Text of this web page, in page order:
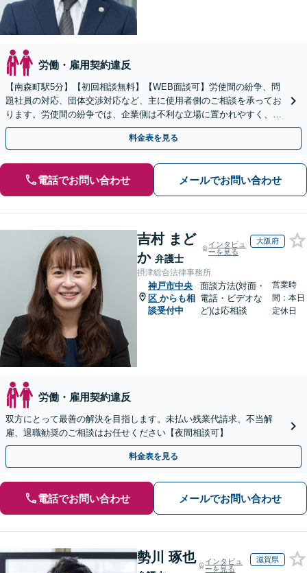
労働・雇用契約違反
【南森町駅5分】【初回相談無料】【WEB面談可】労使間の紛争、問
題社員の対応、団体交渉対応など、主に使用者側のご相談を承ってお
ります。労使間の紛争では、企業側は不利な立場に置かれやすく、適
切な対応が必要です。お早めに弁護士にご相談ください。
料金表を見る
電話でお問い合わせ メールでお問い合わせ
吉村 まど
か 弁護士
インタビュ
ーを見る
大阪府
摂津総合法律事務所
神戸市中央
区 からも相
談受付中
面談方法(対面・
電話・ビデオな
ど)は応相談
営業時
間：本日
定休日
労働・雇用契約違反
双方にとって最善の解決を目指します。未払い残業代請求、不当解
雇、退職勧奨のご相談はお任せください【夜間相談可】
料金表を見る
電話でお問い合わせ メールでお問い合わせ
勢川 琢也
インタビュ
ーを見る
滋賀県